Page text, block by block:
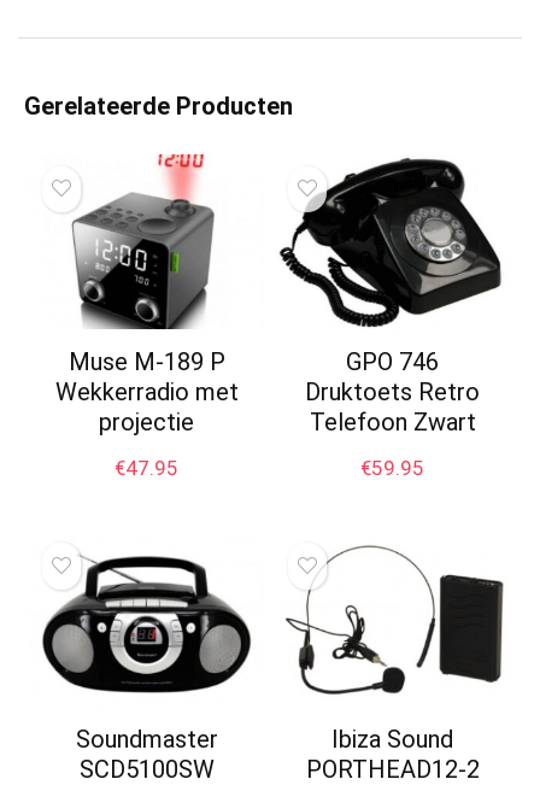
Gerelateerde Producten
Muse M-189 P
Wekkerradio met
projectie
€47.95
GPO 746
Druktoets Retro
Telefoon Zwart
€59.95
Soundmaster
SCD5100SW
Ibiza Sound
PORTHEAD12-2